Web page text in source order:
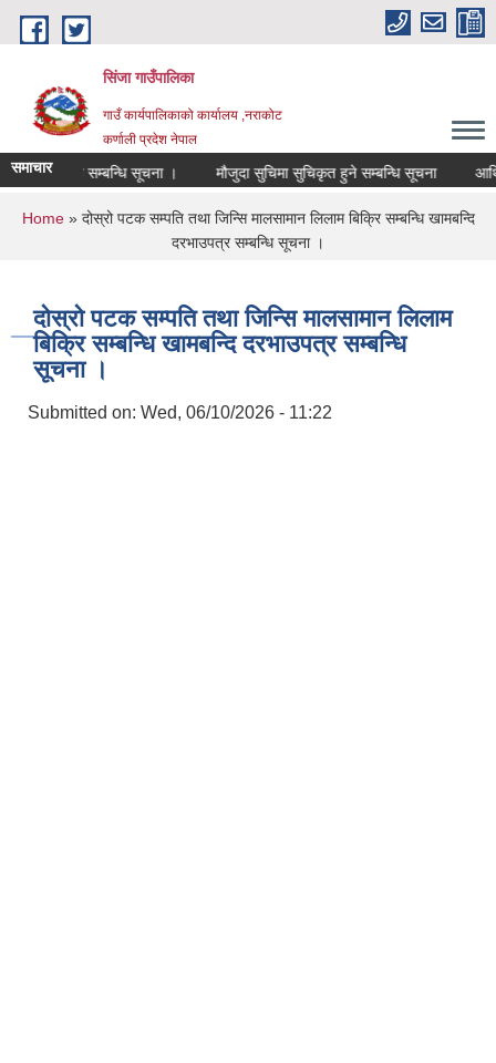
Skip to main content
सिंजा गाउँपालिका
गाउँ कार्यपालिकाको कार्यालय ,नराकोट
कर्णाली प्रदेश नेपाल
समाचार सम्बन्धि सूचना । मौजुदा सुचिमा सुचिकृत हुने सम्बन्धि सूचना
You are here
Home» दोस्रो पटक सम्पति तथा जिन्सि मालसामान लिलाम बिक्रि सम्बन्धि खामबन्दि
दरभाउपत्र सम्बन्धि सूचना ।
दोस्रो पटक सम्पति तथा जिन्सि मालसामान लिलाम
बिक्रि सम्बन्धि खामबन्दि दरभाउपत्र सम्बन्धि
सूचना ।
Submitted on: Wed, 06/10/2026 - 11:22